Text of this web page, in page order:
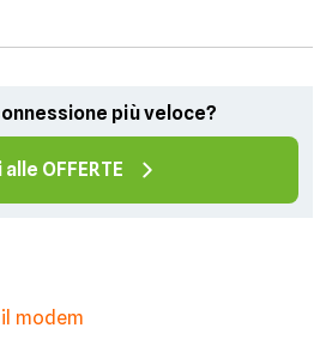
più veloce?
alle OFFERTE
modem